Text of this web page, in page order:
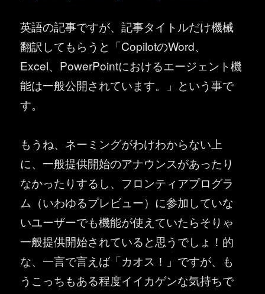
英語の記事ですが、記事タイトルだけ機械
翻訳してもらうと「CopilotのWord、
Excel、PowerPointにおけるエージェント機
能は一般公開されています。」という事で
す。
もうね、ネーミングがわけわからない上
に、一般提供開始のアナウンスがあったり
なかったりするし、フロンティアプログラ
ム（いわゆるプレビュー）に参加していな
いユーザーでも機能が使えていたらそりゃ
一般提供開始されていると思うでしょ！的
な、一言で言えば「カオス！」ですが、も
うこっちもある程度イイカゲンな気持ちで